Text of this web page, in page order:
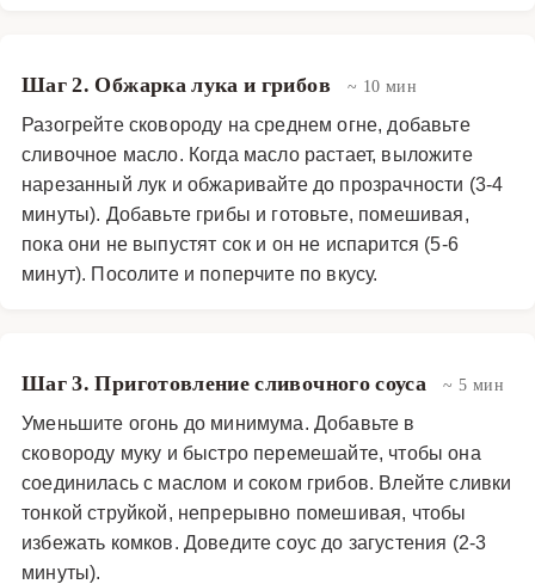
Шаг 2. Обжарка лука и грибов ~ 10 мин
Разогрейте сковороду на среднем огне, добавьте
сливочное масло. Когда масло растает, выложите
нарезанный лук и обжаривайте до прозрачности (3-4
минуты). Добавьте грибы и готовьте, помешивая,
пока они не выпустят сок и он не испарится (5-6
минут). Посолите и поперчите по вкусу.
Шаг 3. Приготовление сливочного соуса ~ 5 мин
Уменьшите огонь до минимума. Добавьте в
сковороду муку и быстро перемешайте, чтобы она
соединилась с маслом и соком грибов. Влейте сливки
тонкой струйкой, непрерывно помешивая, чтобы
избежать комков. Доведите соус до загустения (2-3
минуты).